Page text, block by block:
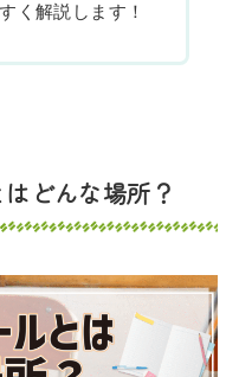
く解説します！
どんな場所？